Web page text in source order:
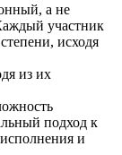
а не
участник
исходя
из их
подход к
и